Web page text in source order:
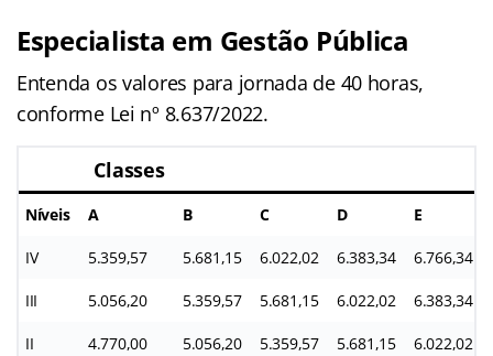
Especialista em Gestão Pública
Entenda os valores para jornada de 40 horas,
conforme Lei nº 8.637/2022.
Classes
Níveis A B C D E
IV 5.359,57 5.681,15 6.022,02 6.383,34 6.766,34
III 5.056,20 5.359,57 5.681,15 6.022,02 6.383,34
II 4.770,00 5.056,20 5.359,57 5.681,15 6.022,02